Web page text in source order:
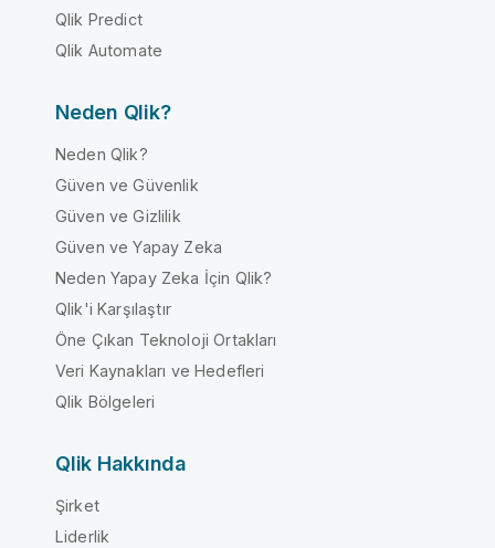
Qlik Predict
Qlik Automate
Neden Qlik?
Neden Qlik?
Güven ve Güvenlik
Güven ve Gizlilik
Güven ve Yapay Zeka
Neden Yapay Zeka İçin Qlik?
Qlik'i Karşılaştır
Öne Çıkan Teknoloji Ortakları
Veri Kaynakları ve Hedefleri
Qlik Bölgeleri
Qlik Hakkında
Şirket
Liderlik